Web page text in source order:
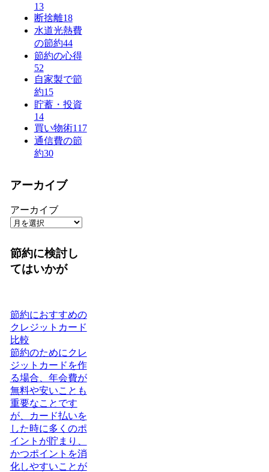
13
断捨離18
水道光熱費
の節約44
節約の心得
52
自家製で節
約15
貯蓄・投資
14
買い物術117
通信費の節
約30
アーカイブ
アーカイブ
節約に検討し
てはいかが
節約におすすめの
クレジットカード
比較
節約のためにクレ
ジットカードを作
る場合、年会費が
無料や安いことも
重要なことです
が、カード払いを
した時に多くのポ
イントが貯まり、
かつポイントを消
化しやすいことが